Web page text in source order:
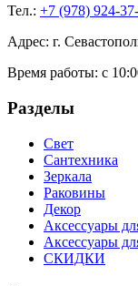
Тел.: +7 (978) 924-
Адрес: г.
Время работы: с
Разделы
Свет
Сантехника
Зеркала
Раковины
Декор
Аксессуары
Аксессуары
СКИДКИ